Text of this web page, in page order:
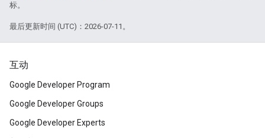
标。
最后更新时间 (UTC)：2026-07-11。
互动
Google Developer Program
Google Developer Groups
Google Developer Experts